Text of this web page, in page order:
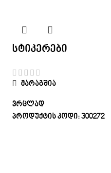
სტიკერები
მარაგშია
ვრცლად
პროდუქტის კოდი:300272